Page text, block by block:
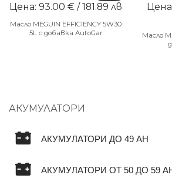
Цена: 93.00 € / 181.89 лв
Масло MEGUIN EFFICIENCY 5W30
5L с добавка AutoGar
Масло
АКУМУЛАТОРИ
АКУМУЛАТОРИ ДО 49 AH
АКУМУЛАТОРИ ОТ 50 ДО 59